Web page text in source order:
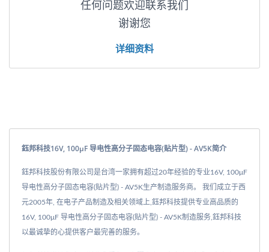
任何问题欢迎联系我们
谢谢您
详细资料
鈺邦科技16V, 100μF 导电性高分子固态电容(贴片型) - AV5K简介
鈺邦科技股份有限公司是台湾一家拥有超过20年经验的专业16V, 100μF
导电性高分子固态电容(贴片型) - AV5K生产制造服务商。 我们成立于西
元2005年, 在电子产品制造及相关领域上,鈺邦科技提供专业高品质的
16V, 100μF 导电性高分子固态电容(贴片型) - AV5K制造服务,鈺邦科技
以最诚挚的心提供客户最完善的服务。